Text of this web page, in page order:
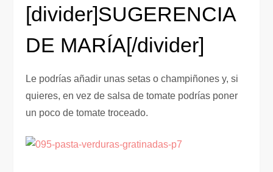
[divider]SUGERENCIA
DE MARÍA[/divider]
Le podrías añadir unas setas o champiñones y, si
quieres, en vez de salsa de tomate podrías poner
un poco de tomate troceado.